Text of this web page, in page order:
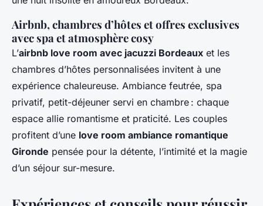
Airbnb, chambres d’hôtes et offres exclusives
avec spa et atmosphère cosy
L’airbnb love room avec jacuzzi Bordeaux et les
chambres d’hôtes personnalisées invitent à une
expérience chaleureuse. Ambiance feutrée, spa
privatif, petit-déjeuner servi en chambre : chaque
espace allie romantisme et praticité. Les couples
profitent d’une love room ambiance romantique
Gironde pensée pour la détente, l’intimité et la magie
d’un séjour sur-mesure.